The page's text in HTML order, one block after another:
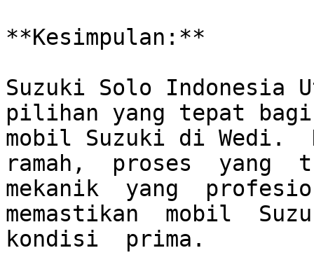
**Kesimpulan:**
Suzuki Solo Indonesia
pilihan yang tepat bagi
mobil Suzuki di Wedi.
ramah,  proses  yang
mekanik  yang
memastikan  mobil
kondisi  prima.